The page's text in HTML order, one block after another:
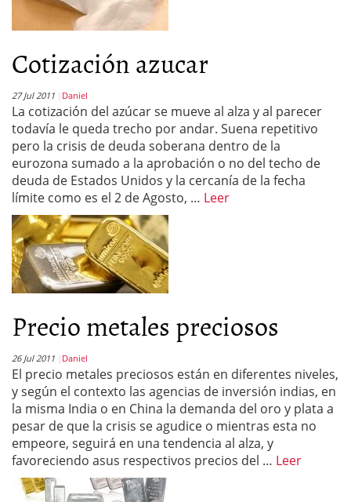
Cotización azucar
27 Jul 2011 Daniel
La cotización del azúcar se mueve al alza y al parecer
todavía le queda trecho por andar. Suena repetitivo
pero la crisis de deuda soberana dentro de la
eurozona sumado a la aprobación o no del techo de
deuda de Estados Unidos y la cercanía de la fecha
límite como es el 2 de Agosto, … Leer
Precio metales preciosos
26 Jul 2011 Daniel
El precio metales preciosos están en diferentes niveles,
y según el contexto las agencias de inversión indias, en
la misma India o en China la demanda del oro y plata a
pesar de que la crisis se agudice o mientras esta no
empeore, seguirá en una tendencia al alza, y
favoreciendo asus respectivos precios del … Leer